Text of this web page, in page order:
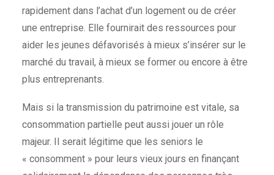
rapidement dans l’achat d’un logement ou de créer
une entreprise. Elle fournirait des ressources pour
aider les jeunes défavorisés à mieux s’insérer sur le
marché du travail, à mieux se former ou encore à être
plus entreprenants.
Mais si la transmission du patrimoine est vitale, sa
consommation partielle peut aussi jouer un rôle
majeur. Il serait légitime que les seniors le
« consomment » pour leurs vieux jours en finançant